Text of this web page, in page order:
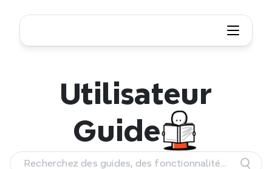
Utilisateur
Guide
Recherchez des guides, des fonctionnalités